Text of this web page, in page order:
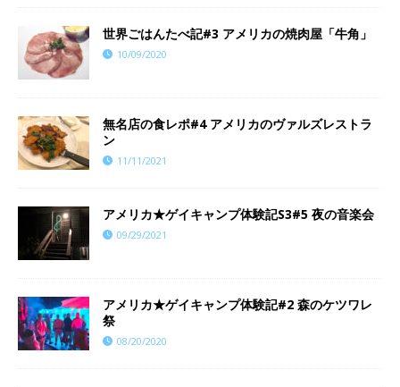
世界ごはんたべ記#3 アメリカの焼肉屋「牛角」
10/09/2020
​​無名店の食レポ#4 アメリカのヴァルズレストラ
ン
11/11/2021
アメリカ★ゲイキャンプ体験記S3#5 夜の音楽会
09/29/2021
アメリカ★ゲイキャンプ体験記#2 森のケツワレ
祭
08/20/2020